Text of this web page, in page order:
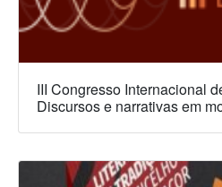
III Congresso Internacional
Discursos e narrativas em